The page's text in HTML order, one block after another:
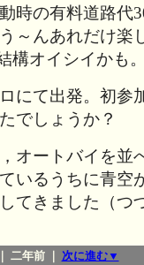
時の有料道路代
～んあれだけ楽
構オイシイかも
にて出発。初参
でしょうか？
オートバイを並
いるうちに青空
てきました（つ
二年前 ｜ 次に進む▼